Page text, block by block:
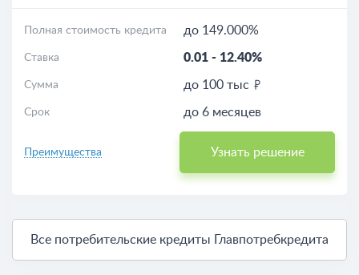
Полная стоимость кредита до 149.000%
Ставка 0.01 - 12.40%
Сумма до 100 тыс
Срок до 6 месяцев
Преимущества Узнать решение
Все потребительские кредиты Главпотребкредита